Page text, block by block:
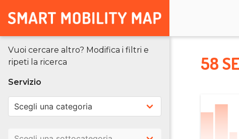
Vuoi cercare altro? Modifica i filtri e
ripeti la ricerca
Servizio
58